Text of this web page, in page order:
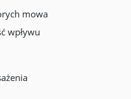
mowa
wpływu